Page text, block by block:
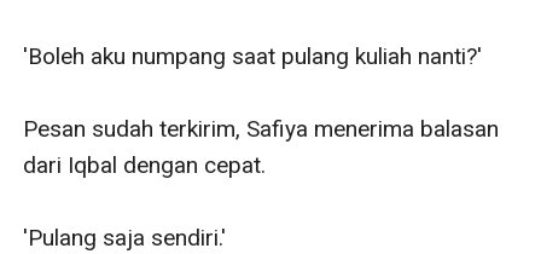
'Boleh aku numpang saat pulang kuliah nanti?'
Pesan sudah terkirim, Safiya menerima balasan
dari Iqbal dengan cepat.
'Pulang saja sendiri.'